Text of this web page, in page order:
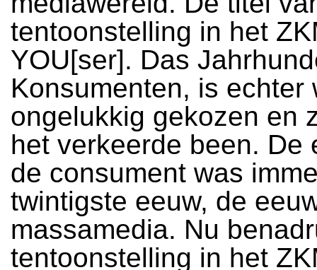
tentoonstelling in het
YOU[ser]. Das
Konsumenten, is echter
ongelukkig gekozen en
het verkeerde been. De
de consument was
twintigste eeuw, de
massamedia. Nu
tentoonstelling in het